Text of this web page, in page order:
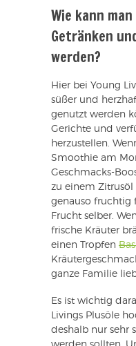
Wie kann
Getränken
werden?
Hier bei Young
süßer und
genutzt werden
Gerichte und
herzustellen.
Smoothie am
Geschmacks-
zu einem Zitrusöl
genauso fruchtig
Frucht selber.
frische Kräuter
einen Tropfen
ganze Familie
Es ist wichtig
Livings Plusöle
deshalb nur sehr